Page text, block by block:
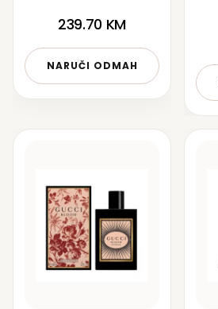
239.70 KM
NARUČI ODMAH